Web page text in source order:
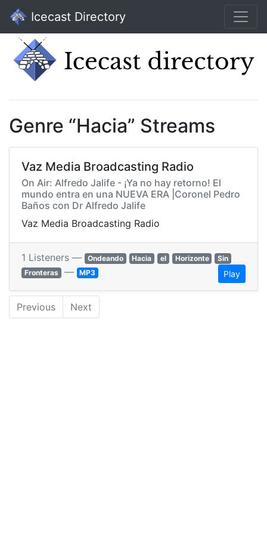
Icecast Directory
Genre “Hacia” Streams
Vaz Media Broadcasting Radio
On Air: Alfredo Jalife - ¡Ya no hay retorno! El
mundo entra en una NUEVA ERA |Coronel Pedro
Baños con Dr Alfredo Jalife
Vaz Media Broadcasting Radio
1 Listeners — Ondeando Hacia el Horizonte
Sin
Fronteras — MP3 Play
Previous Next